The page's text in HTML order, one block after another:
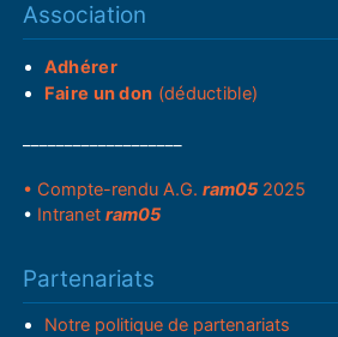
Association
Adhérer
Faire un don (déductible)
• Compte-rendu A.G.ram05 2025
• Intranetram05
Partenariats
Notre politique de partenariats